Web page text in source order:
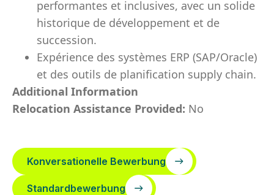
performantes et inclusives, avec un solide
historique de développement et de
succession.
Expérience des systèmes ERP (SAP/Oracle)
et des outils de planification supply chain.
Additional Information
Relocation Assistance Provided: No
Konversationelle Bewerbung
Standardbewerbung